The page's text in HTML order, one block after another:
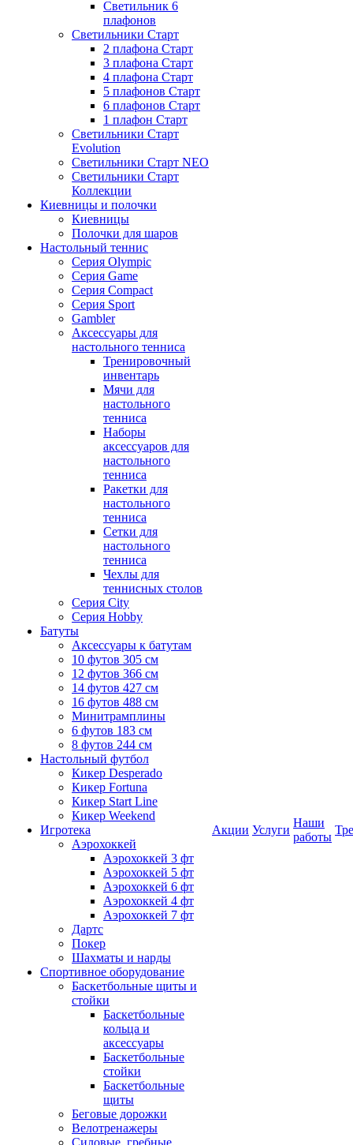
Светильник 6
плафонов
Светильники Старт
2 плафона Старт
3 плафона Старт
4 плафона Старт
5 плафонов Старт
6 плафонов Старт
1 плафон Старт
Светильники Старт
Evolution
Светильники Старт NEO
Светильники Старт
Коллекции
Киевницы и полочки
Киевницы
Полочки для шаров
Настольный теннис
Серия Olympic
Серия Game
Серия Compact
Серия Sport
Gambler
Аксессуары для
настольного тенниса
Тренировочный
инвентарь
Мячи для
настольного
тенниса
Наборы
аксессуаров для
настольного
тенниса
Ракетки для
настольного
тенниса
Сетки для
настольного
тенниса
Чехлы для
теннисных столов
Серия City
Серия Hobby
Батуты
Аксессуары к батутам
10 футов 305 см
12 футов 366 см
14 футов 427 см
16 футов 488 см
Минитрамплины
6 футов 183 см
8 футов 244 см
Настольный футбол
Кикер Desperado
Кикер Fortuna
Кикер Start Line
Кикер Weekend
Игротека
Аэрохоккей
Аэрохоккей 3 фт
Аэрохоккей 5 фт
Аэрохоккей 6 фт
Аэрохоккей 4 фт
Аэрохоккей 7 фт
Дартс
Покер
Шахматы и нарды
Спортивное оборудование
Баскетбольные щиты и
стойки
Баскетбольные
кольца и
аксессуары
Баскетбольные
стойки
Баскетбольные
щиты
Беговые дорожки
Велотренажеры
Силовые, гребные,
Акции Услуги
Наши
работы